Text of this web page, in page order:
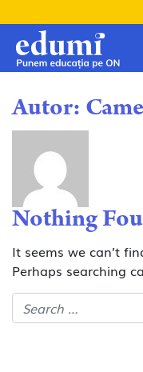
Autor:
Nothing
It seems we can’t
Perhaps searching
Search for: